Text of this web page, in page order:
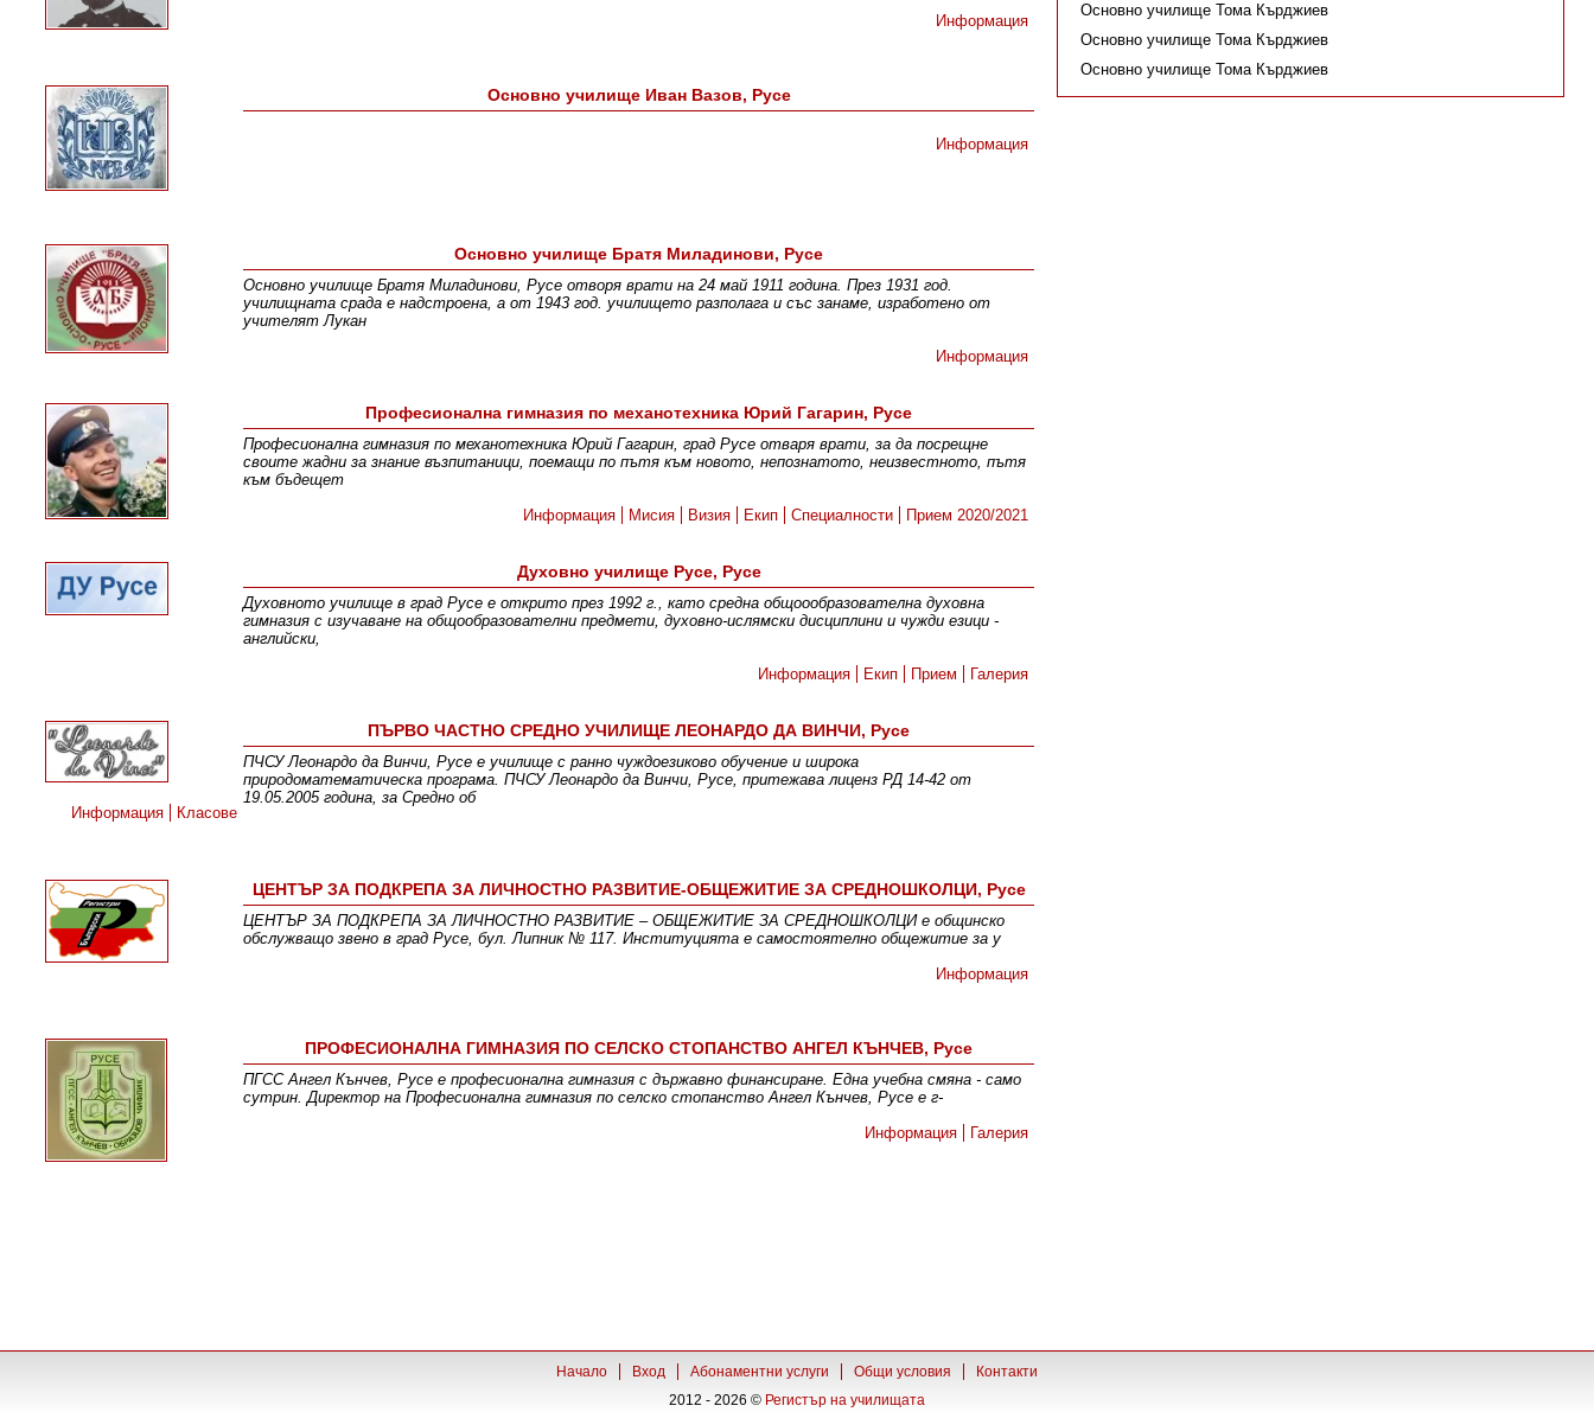
Основно училище Тома Кърджиев
Основно училище Тома Кърджиев
Основно училище Тома Кърджиев
Информация
Основно училище Иван Вазов, Русе
Информация
Основно училище Братя Миладинови, Русе
Основно училище Братя Миладинови, Русе отворя врати на 24 май 1911 година. През 1931 год.
училищната срада е надстроена, а от 1943 год. училището разполага и със занаме, изработено от
учителят Лукан
Информация
Професионална гимназия по механотехника Юрий Гагарин, Русе
Професионална гимназия по механотехника Юрий Гагарин, град Русе отваря врати, за да посрещне
своите жадни за знание възпитаници, поемащи по пътя към новото, непознатото, неизвестното, пътя
към бъдещет
Информация
Мисия Визия Екип Специалности Прием 2020/2021
Духовно училище Русе, Русе
Духовното училище в град Русе е открито през 1992 г., като средна общоообразователна духовна
гимназия с изучаване на общообразователни предмети, духовно-ислямски дисциплини и чужди езици -
английски,
Информация
Екип Прием Галерия
ПЪРВО ЧАСТНО СРЕДНО УЧИЛИЩЕ ЛЕОНАРДО ДА ВИНЧИ, Русе
ПЧСУ Леонардо да Винчи, Русе е училище с ранно чуждоезиково обучение и широка
природоматематическа програма. ПЧСУ Леонардо да Винчи, Русе, притежава лиценз РД 14-42 от
19.05.2005 година, за Средно об
Информация
Класове
ЦЕНТЪР ЗА ПОДКРЕПА ЗА ЛИЧНОСТНО РАЗВИТИЕ-ОБЩЕЖИТИЕ ЗА СРЕДНОШКОЛЦИ, Русе
ЦЕНТЪР ЗА ПОДКРЕПА ЗА ЛИЧНОСТНО РАЗВИТИЕ – ОБЩЕЖИТИЕ ЗА СРЕДНОШКОЛЦИ е общинско
обслужващо звено в град Русе, бул. Липник № 117. Институцията е самостоятелно общежитие за у
Информация
ПРОФЕСИОНАЛНА ГИМНАЗИЯ ПО СЕЛСКО СТОПАНСТВО АНГЕЛ КЪНЧЕВ, Русе
ПГСС Ангел Кънчев, Русе е професионална гимназия с държавно финансиране. Една учебна смяна - само
сутрин. Директор на Професионална гимназия по селско стопанство Ангел Кънчев, Русе е г-
Информация
Галерия
Начало Вход Абонаментни услуги Общи условия
Контакти
2012 - 2026 © Регистър на училищата